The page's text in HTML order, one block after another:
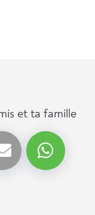
et ta famille